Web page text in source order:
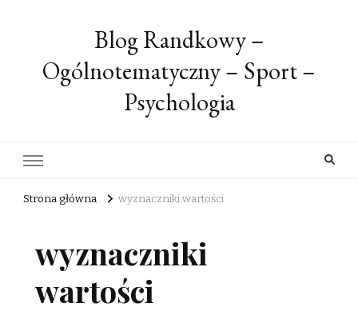
Blog Randkowy –
Ogólnotematyczny – Sport –
Psychologia
Strona główna wyznaczniki wartości
wyznaczniki
wartości